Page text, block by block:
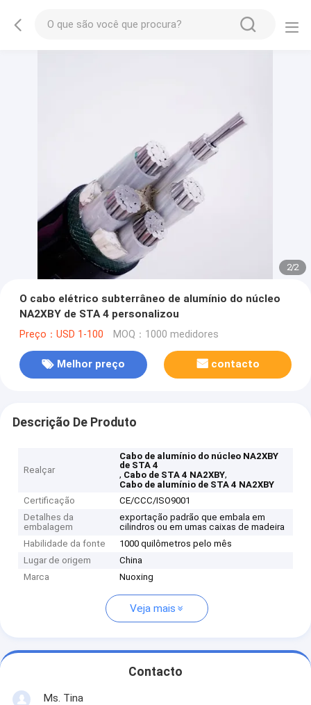
2/2
O cabo elétrico subterrâneo de alumínio do núcleo
NA2XBY de STA 4 personalizou
Preço：USD 1-100 MOQ：1000 medidores
Melhor preço contacto
Descrição De Produto
Realçar
Cabo de alumínio do núcleo NA2XBY
de STA 4
, Cabo de STA 4 NA2XBY,
Cabo de alumínio de STA 4 NA2XBY
Certificação
CE/CCC/ISO9001
Detalhes da
embalagem
exportação padrão que embala em
cilindros ou em umas caixas de madeira
Habilidade da fonte
1000 quilômetros pelo mês
Lugar de origem
China
Marca
Nuoxing
Veja mais
Contacto
Ms. Tina